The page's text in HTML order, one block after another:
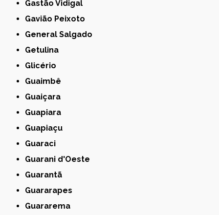
Gastão Vidigal
Gavião Peixoto
General Salgado
Getulina
Glicério
Guaimbê
Guaiçara
Guapiara
Guapiaçu
Guaraci
Guarani d'Oeste
Guarantã
Guararapes
Guararema